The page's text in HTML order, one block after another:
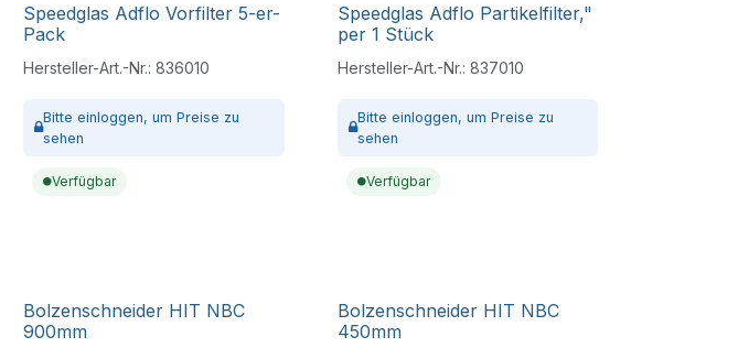
Speedglas Adflo Vorfilter 5-er-
Pack
Hersteller-Art.-Nr.:836010
Bitteeinloggen, um Preise zu
sehen
Verfügbar
Speedglas Adflo Partikelfilter,"
per 1 Stück
Hersteller-Art.-Nr.: 837010
Bitte einloggen, um Preise zu
sehen
Verfügbar
Bolzenschneider HIT NBC
900mm
Bolzenschneider HIT NBC
450mm